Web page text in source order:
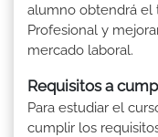
alumno obtendrá el
Profesional y
mercado laboral.
Requisitos a
Para estudiar el
cumplir los